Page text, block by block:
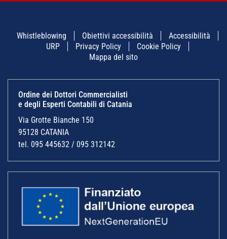
Whistleblowing Obiettivi accessibilità
Accessibilità
URP
Privacy Policy
Cookie Policy
Mappa del sito
Ordine dei Dottori Commercialisti
e degli Esperti Contabili di Catania
Via Grotte Bianche 150
95128 CATANIA
tel. 095 445632 / 095 312142